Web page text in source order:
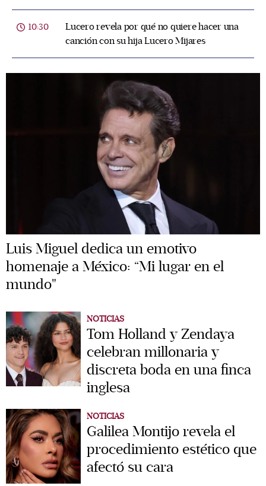
10:30
Lucero revela por qué no quiere hacer una
canción con su hija Lucero Mijares
Luis Miguel dedica un emotivo
homenaje a México: “Mi lugar en el
mundo"
NOTICIAS
Tom Holland y Zendaya
celebran millonaria y
discreta boda en una finca
inglesa
NOTICIAS
Galilea Montijo revela el
procedimiento estético que
afectó su cara